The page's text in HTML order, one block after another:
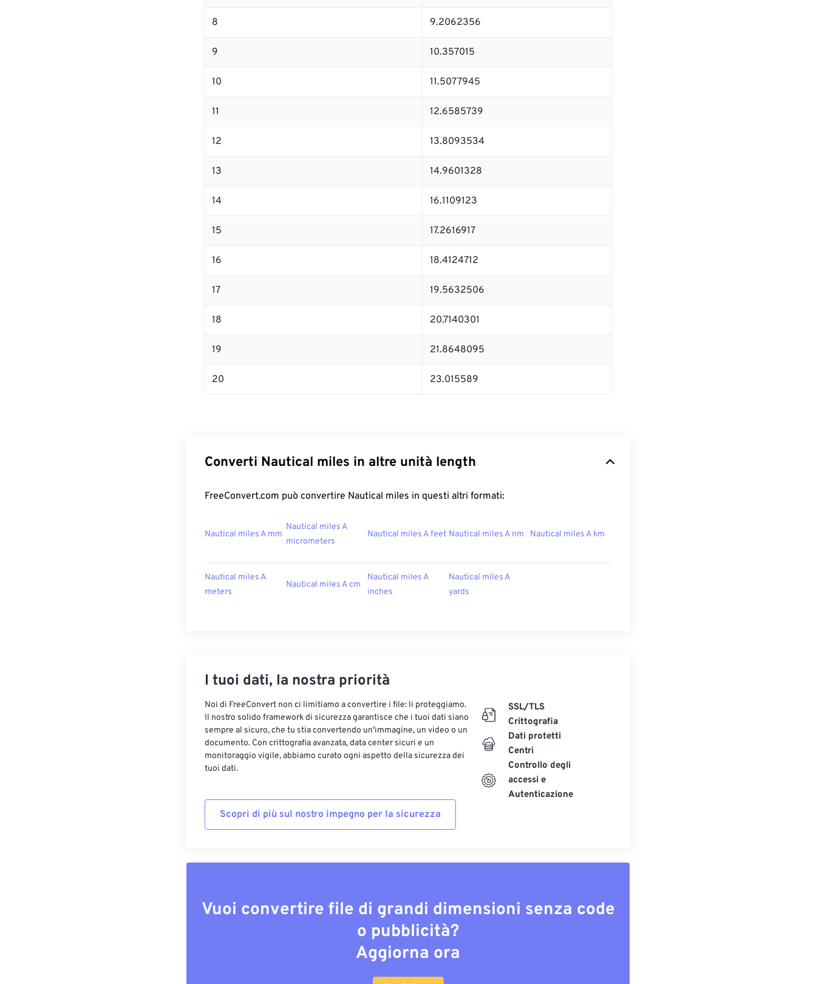
8 9.2062356
9 10.357015
10 11.5077945
11 12.6585739
12 13.8093534
13 14.9601328
14 16.1109123
15 17.2616917
16 18.4124712
17 19.5632506
18 20.7140301
19 21.8648095
20 23.015589
Converti Nautical miles in altre unità length
FreeConvert.com può convertire Nautical miles in questi altri formati:
Nautical miles A mm
Nautical miles A
micrometers
Nautical miles A feet Nautical miles A nm Nautical miles A km
Nautical miles A
meters
Nautical miles A cm
Nautical miles A
inches
Nautical miles A
yards
I tuoi dati, la nostra priorità
Noi di FreeConvert non ci limitiamo a convertire i file: li proteggiamo.
Il nostro solido framework di sicurezza garantisce che i tuoi dati siano
sempre al sicuro, che tu stia convertendo un'immagine, un video o un
documento. Con crittografia avanzata, data center sicuri e un
monitoraggio vigile, abbiamo curato ogni aspetto della sicurezza dei
tuoi dati.
Scopri di più sul nostro impegno per la sicurezza
SSL/TLS
Crittografia
Dati protetti
Centri
Controllo degli
accessi e
Autenticazione
Vuoi convertire file di grandi dimensioni senza code
o pubblicità?
Aggiorna ora